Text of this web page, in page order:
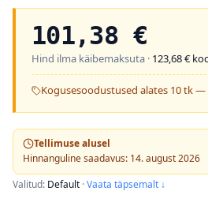
101,38 €
Hind ilma käibemaksuta · 123,68€
Kogusesoodustused alates 10 tk
Tellimuse alusel
Hinnanguline saadavus: 14. august 2026
Valitud: Default ·Vaata täpsemalt ↓